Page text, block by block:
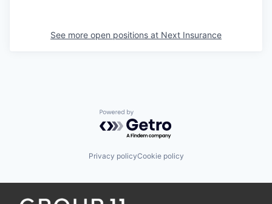
See more open positions at Next Insurance
Powered by Getro.com
Privacy policyCookie policy